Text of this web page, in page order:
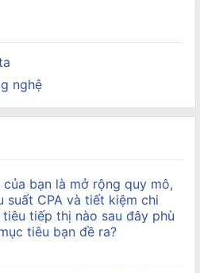
nghệ
của bạn là mở rộng quy mô,
suất CPA và tiết kiệm chi
tiêu tiếp thị nào sau đây phù
tiêu bạn đề ra?